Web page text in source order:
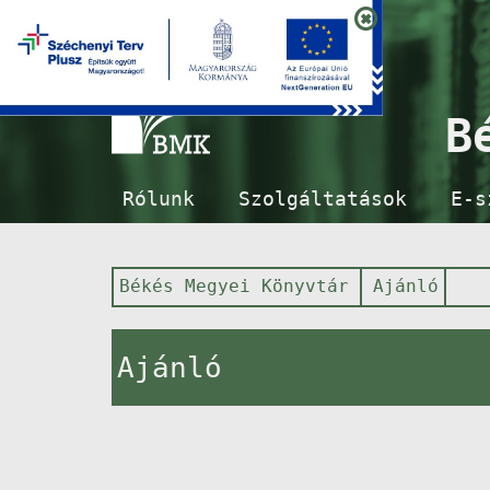
Rólunk Szolgáltatások E-
Békés Megyei Könyvtár Ajánló
Ajánló